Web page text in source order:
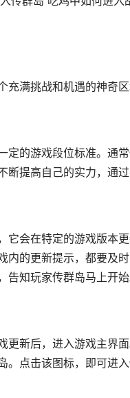
充满挑战和机遇的神奇
定的游戏段位标准。通
断提高自己的实力，通
它会在特定的游戏版本
内的更新提示，都要及
告知玩家传群岛马上开始
更新后，进入游戏主界
。点击该图标，即可进